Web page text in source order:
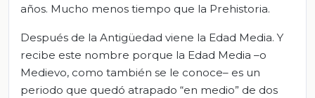
años. Mucho menos tiempo que la Prehistoria.
Después de la Antigüedad viene la Edad Media. Y
recibe este nombre porque la Edad Media –o
Medievo, como también se le conoce– es un
periodo que quedó atrapado “en medio” de dos